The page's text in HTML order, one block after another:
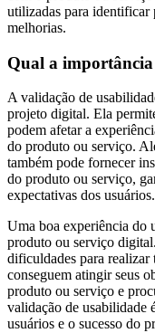
utilizadas para identificar
melhorias.
Qual a
A validação de
projeto digital. Ela
podem afetar a
do produto ou serviço.
também pode fornecer
do produto ou serviço,
expectativas dos usuários.
Uma boa experiência do
produto ou serviço
dificuldades para realizar
conseguem atingir seus
produto ou serviço e
validação de usabilidade
usuários e o sucesso do